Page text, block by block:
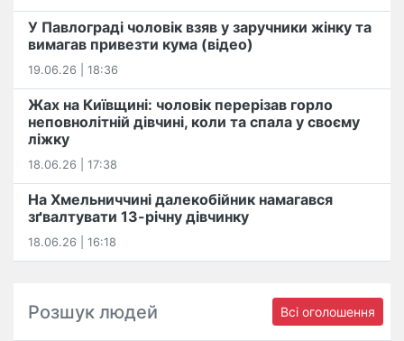
У Павлограді чоловік взяв у заручники жінку та
вимагав привезти кума (відео)
19.06.26 | 18:36
Жах на Київщині: чоловік перерізав горло
неповнолітній дівчині, коли та спала у своєму
ліжку
18.06.26 | 17:38
На Хмельниччині далекобійник намагався
зґвалтувати 13-річну дівчинку
18.06.26 | 16:18
Розшук людей Всі оголошення